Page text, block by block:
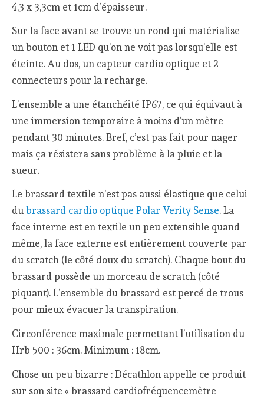
4,3 x 3,3cm et 1cm d’épaisseur.
Sur la face avant se trouve un rond qui matérialise
un bouton et 1 LED qu’on ne voit pas lorsqu’elle est
éteinte. Au dos, un capteur cardio optique et 2
connecteurs pour la recharge.
L’ensemble a une étanchéité IP67, ce qui équivaut à
une immersion temporaire à moins d’un mètre
pendant 30 minutes. Bref, c’est pas fait pour nager
mais ça résistera sans problème à la pluie et la
sueur.
Le brassard textile n’est pas aussi élastique que celui
dubrassard cardio optique Polar Verity Sense. La
face interne est en textile un peu extensible quand
même, la face externe est entièrement couverte par
du scratch (le côté doux du scratch). Chaque bout du
brassard possède un morceau de scratch (côté
piquant). L’ensemble du brassard est percé de trous
pour mieux évacuer la transpiration.
Circonférence maximale permettant l’utilisation du
Hrb 500 : 36cm. Minimum : 18cm.
Chose un peu bizarre : Décathlon appelle ce produit
sur son site « brassard cardiofréquencemètre